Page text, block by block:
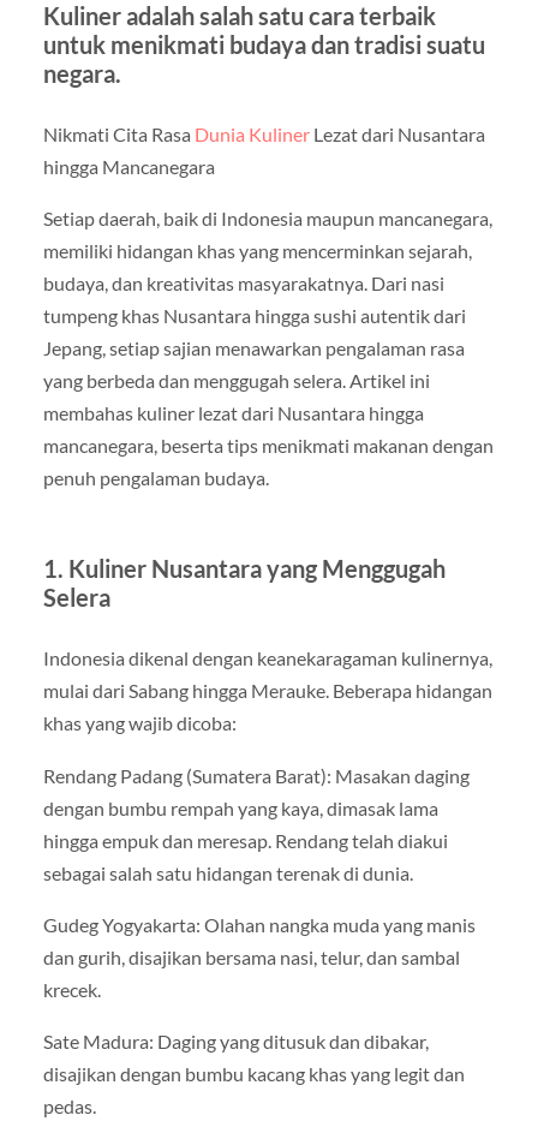
Kuliner adalah salah satu cara terbaik
untuk menikmati budaya dan tradisi suatu
negara.
Nikmati Cita Rasa Dunia KulinerLezat dari Nusantara
hingga Mancanegara
Setiap daerah, baik di Indonesia maupun mancanegara,
memiliki hidangan khas yang mencerminkan sejarah,
budaya, dan kreativitas masyarakatnya. Dari nasi
tumpeng khas Nusantara hingga sushi autentik dari
Jepang, setiap sajian menawarkan pengalaman rasa
yang berbeda dan menggugah selera. Artikel ini
membahas kuliner lezat dari Nusantara hingga
mancanegara, beserta tips menikmati makanan dengan
penuh pengalaman budaya.
1. Kuliner Nusantara yang Menggugah
Selera
Indonesia dikenal dengan keanekaragaman kulinernya,
mulai dari Sabang hingga Merauke. Beberapa hidangan
khas yang wajib dicoba:
Rendang Padang (Sumatera Barat): Masakan daging
dengan bumbu rempah yang kaya, dimasak lama
hingga empuk dan meresap. Rendang telah diakui
sebagai salah satu hidangan terenak di dunia.
Gudeg Yogyakarta: Olahan nangka muda yang manis
dan gurih, disajikan bersama nasi, telur, dan sambal
krecek.
Sate Madura: Daging yang ditusuk dan dibakar,
disajikan dengan bumbu kacang khas yang legit dan
pedas.